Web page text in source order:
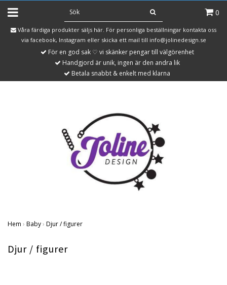
0
Våra färdiga produkter säljs här. För personliga beställningar kontakta oss
via facebook, Instagram eller skicka ett mail till info@jolinedesign.se
För en god sak ♡ vi skänker pengar till välgörenhet
Handgjord är unik, ingen är den andra lik
Betala snabbt & enkelt med klarna
Hem › Baby› Djur / figurer
Djur / figurer